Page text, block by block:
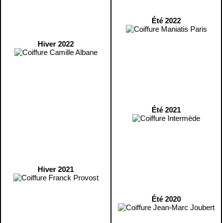
Hiver 2022
Hiver 2021
Été 2022
Été 2021
Été 2020